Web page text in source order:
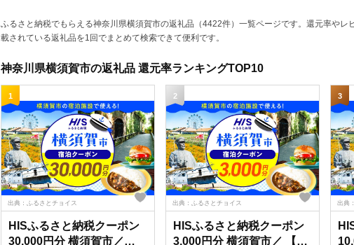
ふるさと納税でもらえる神奈川県横須賀市の返礼品（4422件）一覧ページです。還元率や
載されている返礼品を1回でまとめて検索できて便利です。
神奈川県横須賀市の返礼品 還元率ランキングTOP10
1
出典：ふるさとチョイス
HISふるさと納税クーポン
30,000円分 横須賀市／
2
出典：ふるさとチョイス
HISふるさと納税クーポン
3,000円分 横須賀市／ 【株
3
出典